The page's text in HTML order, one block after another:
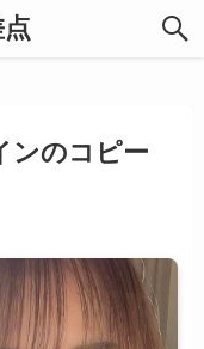
ンのコピー